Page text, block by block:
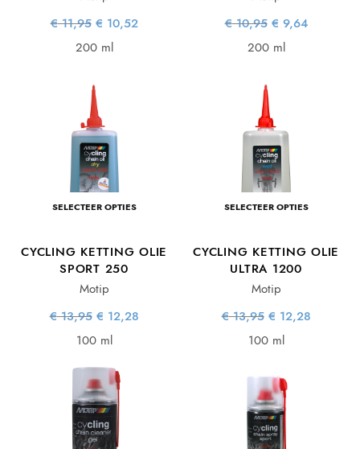
€11,95 Oorspronkelijke
prijs was:
€ 10,52
200 ml
€10,95 Oorspronkelijke
prijs was:
€ 9,64Huidige
200 ml
SELECTEER OPTIES
CYCLING KETTING OLIE
SPORT 250
Motip
€13,95 Oorspronkelijke
prijs was:
€ 12,28
100 ml
SELECTEER OPTIES
CYCLING KETTING OLIE
ULTRA 1200
Motip
€13,95 Oorspronkelijke
prijs was:
€ 12,28
100 ml